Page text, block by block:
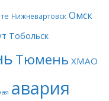
Нижневартовск Омск
Тобольск
Тюмень ХМАО
авария